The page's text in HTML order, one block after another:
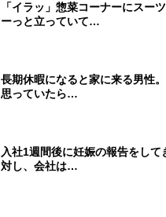
「イラッ」惣菜コーナーにスー
ーっと立っていて…
長期休暇になると家に来る男性
思っていたら…
入社1週間後に妊娠の報告をして
対し、会社は…